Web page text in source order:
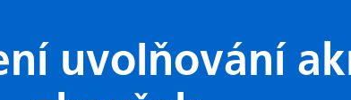
uvolňování